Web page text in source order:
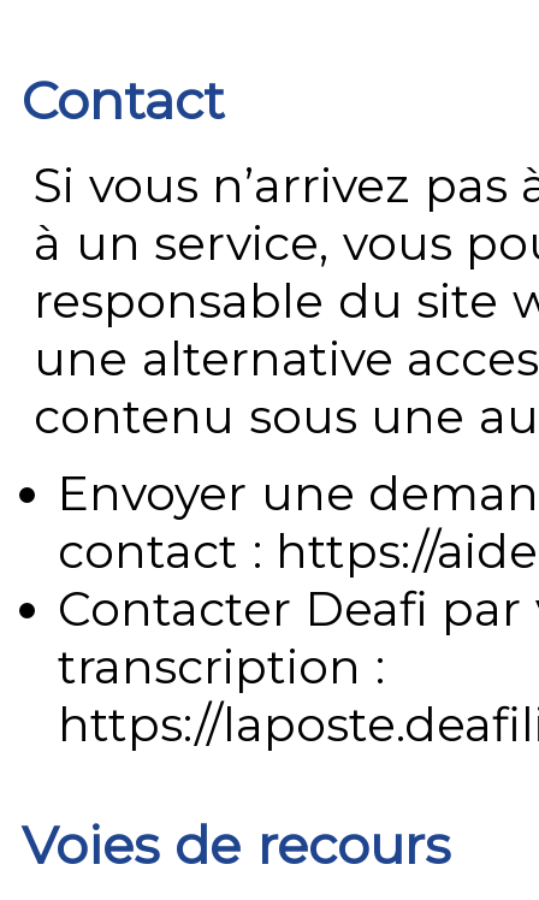
Contact
Si vous n’arrivez
à un service, vous
responsable du site
une alternative
contenu sous une
Envoyer une
contact : https://
Contacter Deafi
transcription :
https://
Voies de recours